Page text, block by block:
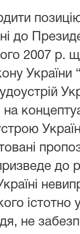
до
2007 р.
України
на
до
істотно
не